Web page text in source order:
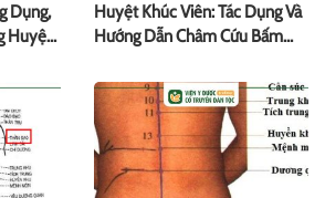
Dụng,
Huyệt
Huyệt Khúc Viên: Tác Dụng Và
Hướng Dẫn Châm Cứu Bấm